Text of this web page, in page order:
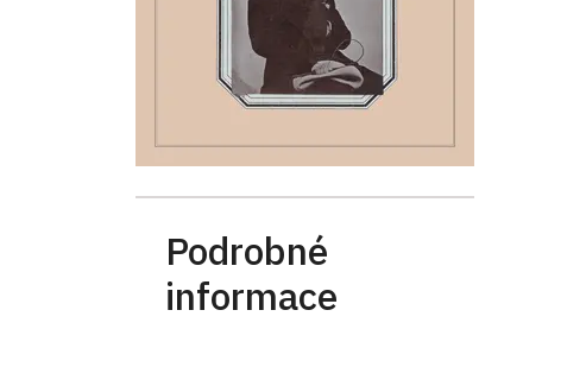
Podrobné
informace